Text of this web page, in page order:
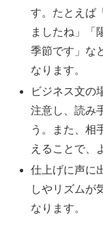
す。たとえば
ましたね」「
季節です」な
なります。
ビジネス文の
注意し、読み
う。また、相
えることで、
仕上げに声に
しやリズムが
なります。